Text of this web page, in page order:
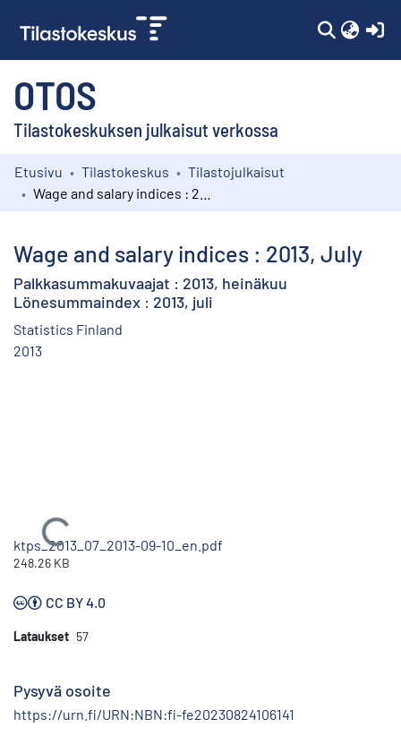
OTOS
Tilastokeskuksen julkaisut verkossa
Kokoelmat
Etusivu Tilastokeskus
Tilastojulkaisut
Wage and salary indices : 2013, July
Palkkasummakuvaajat : 2013, heinäkuu
Lönesummaindex : 2013, juli
Statistics Finland
2013
Ladataan...
ktps_2013_07_2013-09-10_en.pdf
248.26 KB
CC BY 4.0
Lataukset 57
Pysyvä osoite
https://urn.fi/URN:NBN:fi-fe20230824106141